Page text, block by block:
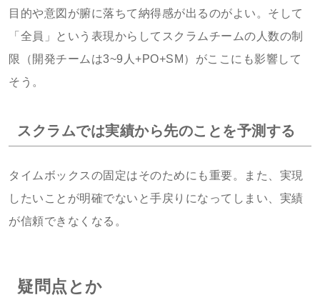
目的や意図が腑に落ちて納得感が出るのがよい。そして
「全員」という表現からしてスクラムチームの人数の制
限（開発チームは3~9人+PO+SM）がここにも影響して
そう。
スクラムでは実績から先のことを予測する
タイムボックスの固定はそのためにも重要。また、実現
したいことが明確でないと手戻りになってしまい、実績
が信頼できなくなる。
疑問点とか